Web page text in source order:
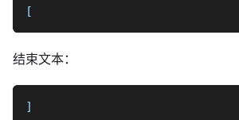
[
结束文本：
]